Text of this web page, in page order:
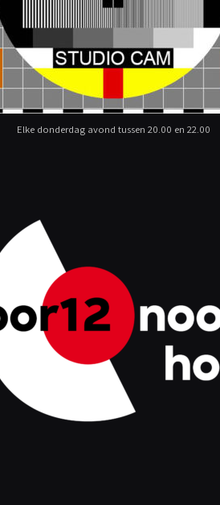
Elke donderdag avond tussen 20.00 en 22.00